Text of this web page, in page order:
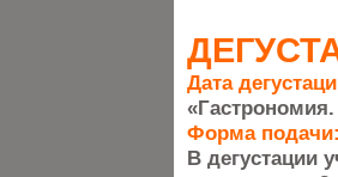
Дата
Форма
В дегустации